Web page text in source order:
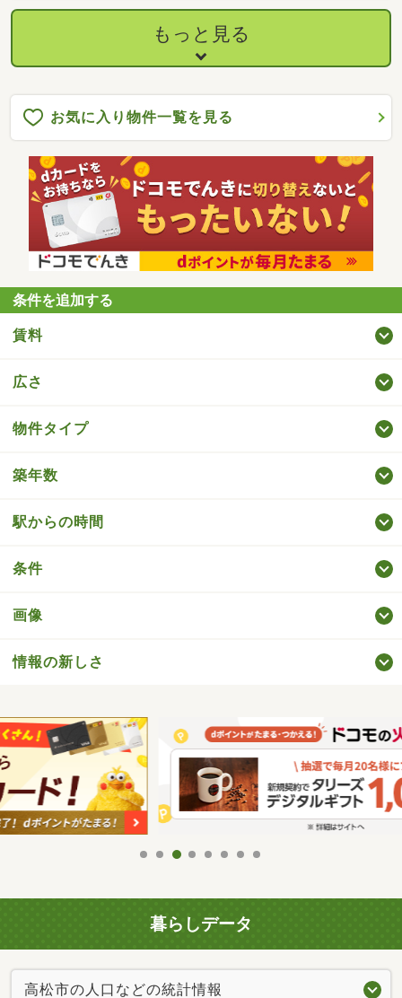
もっと見る
お気に入り物件一覧を見る
条件を追加する
賃料
広さ
物件タイプ
築年数
駅からの時間
条件
画像
情報の新しさ
暮らしデータ
高松市の人口などの統計情報